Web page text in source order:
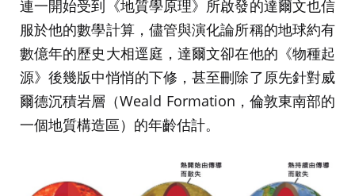
連一開始受到《地質學原理》所啟發的達爾文也信
服於他的數學計算，儘管與演化論所稱的地球約有
數億年的歷史大相逕庭，達爾文卻在他的《物種起
源》後幾版中悄悄的下修，甚至刪除了原先針對威
爾德沉積岩層（Weald Formation，倫敦東南部的
一個地質構造區）的年齡估計。